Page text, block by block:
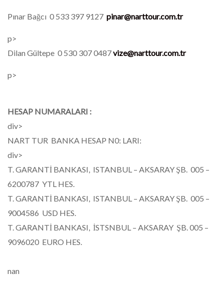
Pınar Bağcı 0 533 397 9127 pinar@narttour.com.tr
p>
Dilan Gültepe 0 530 307 0487vize@narttour.com.tr
p>
HESAP NUMARALARI :
div>
NART TUR BANKA HESAP N0: LARI:
div>
T. GARANTİ BANKASI, ISTANBUL – AKSARAY ŞB. 005 –
6200787 YTL HES.
T. GARANTİ BANKASI, ISTANBUL – AKSARAY ŞB. 005 –
9004586 USD HES.
T. GARANTİ BANKASI, İSTSNBUL – AKSARAY ŞB. 005 –
9096020 EURO HES.
nan